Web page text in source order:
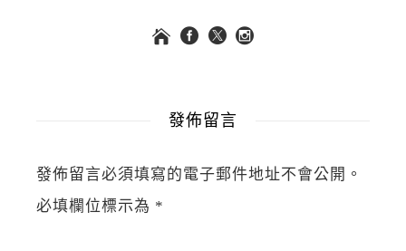
發佈留言
發佈留言必須填寫的電子郵件地址不會公開。
必填欄位標示為 *